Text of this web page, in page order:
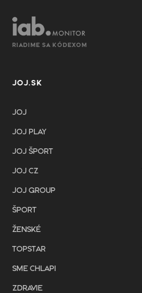
RIADIME SA KÓDEXOM
JOJ.SK
JOJ
JOJ PLAY
JOJ ŠPORT
JOJ CZ
JOJ GROUP
ŠPORT
ŽENSKÉ
TOPSTAR
SME CHLAPI
ZDRAVIE